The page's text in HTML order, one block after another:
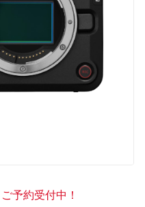
予約受付中！